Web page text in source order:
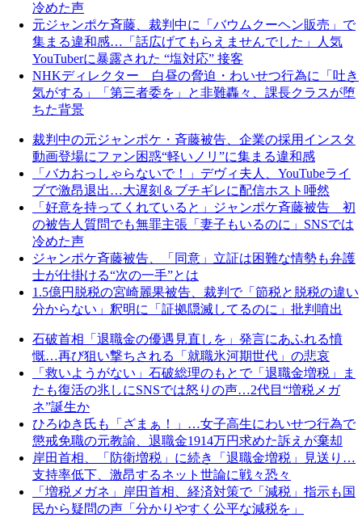
冷めた声
元ジャンポケ斉藤、裁判中に「バウムクーヘン販売」で
集まる違和感…「話広げてもらえませんでした」人気
YouTuberに暴露された “塩対応” 接客
NHKディレクター 白昼の脅迫・わいせつ行為に「吐き
気がする」「第三者委を」と非難轟々、課長クラスが堕
ちた背景
裁判中の元ジャンポケ・斉藤被告、企業の採用インスタ
動画登場にファン困惑“軽いノリ”に集まる違和感
「バカおっしゃらないで！」デヴィ夫人、YouTubeライ
ブで激昂退出…大遅刻＆ブチギレに配信ホスト唖然
「好意を持ってくれていると」ジャンポケ斉藤被告 初
の被告人質問でも無罪主張「妻子もいるのに」SNSでは
冷めた声
ジャンポケ斉藤被告、「同意」立証は困難な情勢も弁護
士が仕掛ける“次の一手”とは
1.5億円脱税の宮崎麗果被告、裁判で「節税と脱税の違い
分からない」釈明に「証拠隠滅してるのに」批判噴出
石破首相「退職金の優遇見直しを」発言にあふれる憤
慨…再び狙い撃ちされる「就職氷河期世代」の悲哀
「救いようがない」石破総理のもとで「退職金増税」ま
たも復活の兆しにSNSでは怒りの声…2代目“増税メガ
ネ”誕生か
ひろゆき氏も「ざまぁ！」…女子高生にわいせつ行為で
懲戒免職の元教諭、退職金1914万円求めた訴えが棄却
岸田首相、「防衛増税」に続き「退職金増税」見送り…
支持率低下、激昂するネット世論に戦々恐々
「増税メガネ」岸田首相、経済対策で「減税」指示も国
民から疑問の声「分かりやすく公平な減税を」